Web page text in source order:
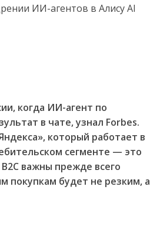
ИИ-агентов в Алису AI
когда ИИ-агент по
в чате, узнал Forbes.
который работает в
сегменте — это
важны прежде всего
покупкам будет не резким, а